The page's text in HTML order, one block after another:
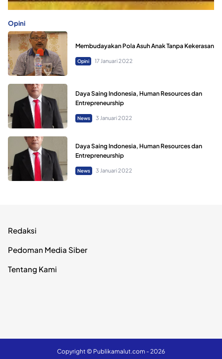
Opini
Membudayakan Pola Asuh Anak Tanpa Kekerasan
Opini 17 Januari 2022
Daya Saing Indonesia, Human Resources dan
Entrepreneurship
News 3 Januari 2022
Daya Saing Indonesia, Human Resources dan
Entrepreneurship
News 3 Januari 2022
Redaksi
Pedoman Media Siber
Tentang Kami
Copyright © Publikamalut.com - 2026